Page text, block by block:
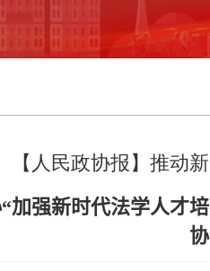
【人民政协报】推动
强新时代法学人才培